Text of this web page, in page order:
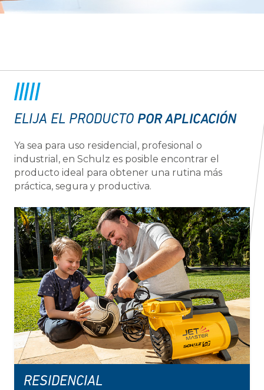
ELIJA EL PRODUCTO POR APLICACIÓN
Ya sea para uso residencial, profesional o
industrial, en Schulz es posible encontrar el
producto ideal para obtener una rutina más
práctica, segura y productiva.
RESIDENCIAL